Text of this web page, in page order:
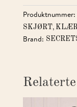
Produktnummer:
SKJØRT,
Brand: